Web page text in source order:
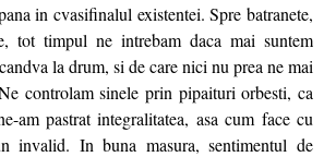
in cvasifinalul existentei. Spre batranete,
tot timpul ne intrebam daca mai suntem
la drum, si de care nici nu prea ne mai
controlam sinele prin pipaituri orbesti, ca
am pastrat integralitatea, asa cum face cu
invalid. In buna masura, sentimentul de